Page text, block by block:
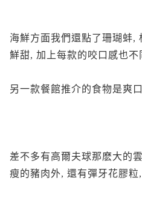
海鮮方面我們還點了珊瑚蚌,
鮮甜, 加上每款的咬口感也不
另一款餐館推介的食物是爽
差不多有高爾夫球那麽大的
瘦的豬肉外, 還有彈牙花膠粒